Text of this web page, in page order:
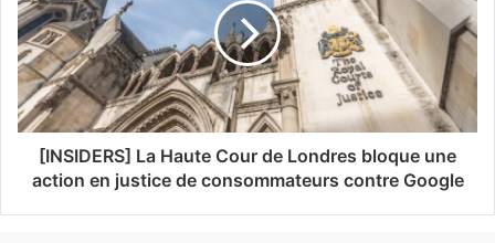
[INSIDERS] La Haute Cour de Londres bloque une
action en justice de consommateurs contre Google